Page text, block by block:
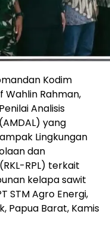
Kodim
Wahlin Rahman,
Analisis
yang
Lingkungan
dan
RPL) terkait
kelapa sawit
STM Agro Energi,
Papua Barat, Kamis